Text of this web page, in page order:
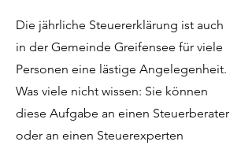
Die jährliche Steuererklärung ist auch
in der Gemeinde Greifensee für viele
Personen eine lästige Angelegenheit.
Was viele nicht wissen: Sie können
diese Aufgabe an einen Steuerberater
oder an einen Steuerexperten